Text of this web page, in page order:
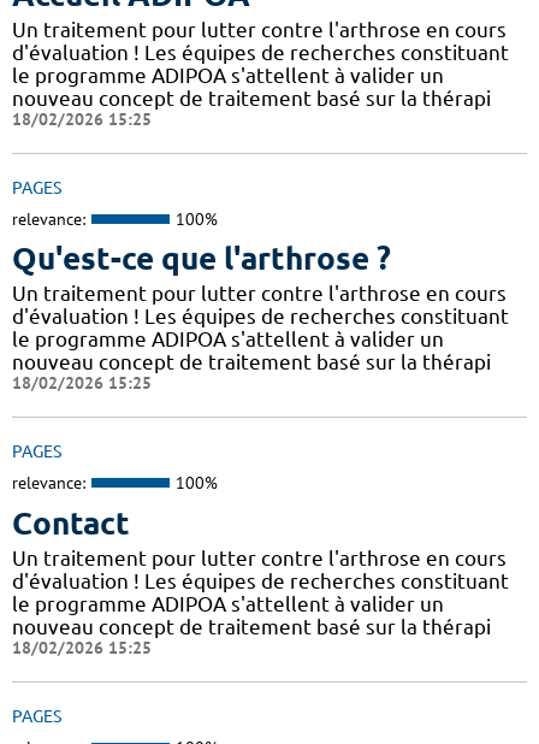
Un traitement pour lutter contre l'arthrose en cours
d'évaluation ! Les équipes de recherches constituant
le programme ADIPOA s'attellent à valider un
nouveau concept de traitement basé sur la thérapi
18/02/2026 15:25
PAGES
relevance: 100%
Qu'est-ce que l'arthrose ?
Un traitement pour lutter contre l'arthrose en cours
d'évaluation ! Les équipes de recherches constituant
le programme ADIPOA s'attellent à valider un
nouveau concept de traitement basé sur la thérapi
18/02/2026 15:25
PAGES
relevance: 100%
Contact
Un traitement pour lutter contre l'arthrose en cours
d'évaluation ! Les équipes de recherches constituant
le programme ADIPOA s'attellent à valider un
nouveau concept de traitement basé sur la thérapi
18/02/2026 15:25
PAGES